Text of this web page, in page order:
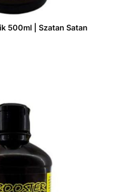
500ml | Szatan Satan